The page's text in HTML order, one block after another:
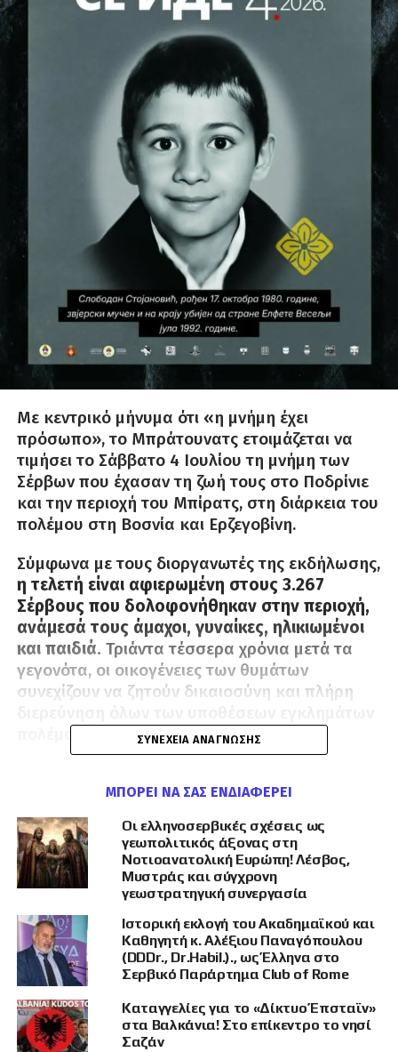
Με κεντρικό μήνυμα ότι «η μνήμη έχει
πρόσωπο», το Μπράτουνατς ετοιμάζεται να
τιμήσει το Σάββατο 4 Ιουλίου τη μνήμη των
Σέρβων που έχασαν τη ζωή τους στο Ποδρίνιε
και την περιοχή του Μπίρατς, στη διάρκεια του
πολέμου στη Βοσνία και Ερζεγοβίνη.
Σύμφωνα με τους διοργανωτές της εκδήλωσης,
η τελετή είναι αφιερωμένη στους 3.267
Σέρβους που δολοφονήθηκαν στην περιοχή,
ανάμεσά τους άμαχοι, γυναίκες, ηλικιωμένοι
και παιδιά. Τριάντα τέσσερα χρόνια μετά τα
γεγονότα, οι οικογένειες των θυμάτων
συνεχίζουν να ζητούν δικαιοσύνη και πλήρη
πολέμου.
στα 40 παιδιά που σκοτώθηκαν. Ανάμεσά τους
αναφέρονται η τρίμηνη Μιριάνα Πέτροβιτς, ο
τετράχρονος Βλαντίμιρ Γκάιτς, ο πεντάχρονος
Αλεξάνταρ Ντιμιτρίεβιτς, η επτάχρονη Μπιλιάνα
Νίκολιτς και ο δωδεκάχρονος Σλόμπονταν
Για τις οικογένειες των θυμάτων, η επέτειος δεν
αποτελεί μόνο ημέρα πένθους, αλλά και
υπενθύμιση ότι πολλές υποθέσεις παραμένουν
ανοιχτές ή ανεπαρκώς διερευνημένες. Όπως
επισημαίνουν,ούτε η δικαιοσύνη της Βοσνίας
και Ερζεγοβίνης ούτε οι διεθνείς δικαστικοί
ΣΥΝΈΧΕΙΑ ΑΝΆΓΝΩΣΗΣ
ΜΠΟΡΕΊ ΝΑ ΣΑΣ ΕΝΔΙΑΦΈΡΕΙ
Οι ελληνοσερβικές σχέσεις ως
γεωπολιτικός άξονας στη
Νοτιοανατολική Ευρώπη! Λέσβος,
Μυστράς και σύγχρονη
γεωστρατηγική συνεργασία
Ιστορική εκλογή του Ακαδημαϊκού και
Καθηγητή κ. Αλέξιου Παναγόπουλου
(DDDr., Dr.Habil.)., ως Έλληνα στο
Σερβικό Παράρτημα Club of Rome
Καταγγελίες για το «Δίκτυο Έπσταϊν»
στα Βαλκάνια! Στο επίκεντρο το νησί
Σαζάν